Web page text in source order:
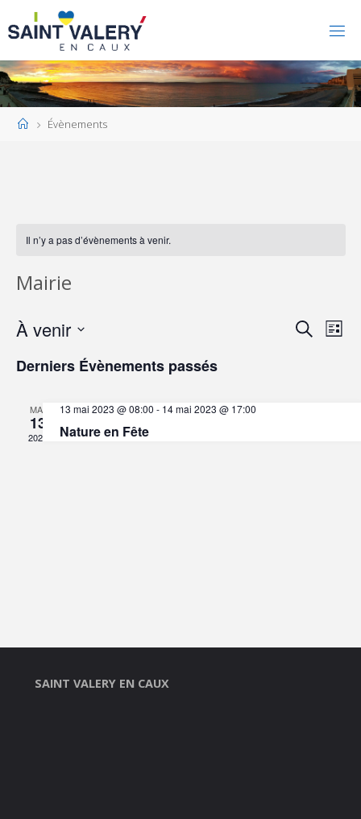
HomeÉvènements
Il n’y a pas d’évènements à venir.
Mairie
Recherche
Liste
À venir
une
Derniers Évènements passés
MAI
13
2023
13 mai 2023 @ 08:00 - 14 mai 2023 @ 17:00
Nature en Fête
SAINT VALERY EN CAUX